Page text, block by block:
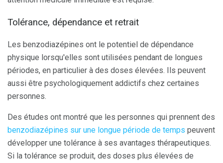
Tolérance, dépendance et retrait
Les benzodiazépines ont le potentiel de dépendance
physique lorsqu'elles sont utilisées pendant de longues
périodes, en particulier à des doses élevées. Ils peuvent
aussi être psychologiquement addictifs chez certaines
personnes.
Des études ont montré que les personnes qui prennent des
benzodiazépines sur une longue période de temps peuvent
développer une tolérance à ses avantages thérapeutiques.
Si la tolérance se produit, des doses plus élevées de